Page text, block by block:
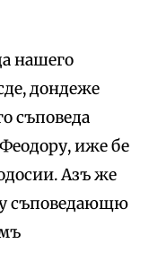
нашего
дондеже
съповеда
иже бе
Азъ же
съповедающю